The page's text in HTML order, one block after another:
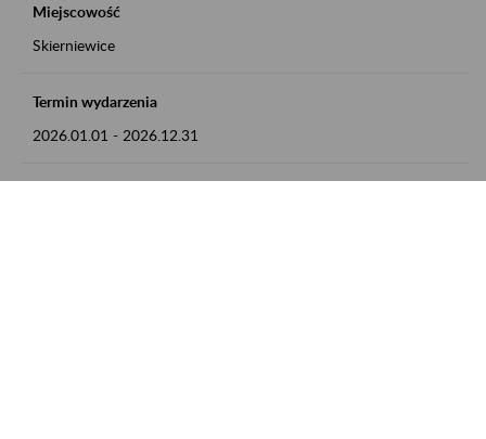
Miejscowość
Skierniewice
Termin wydarzenia
2026.01.01 - 2026.12.31